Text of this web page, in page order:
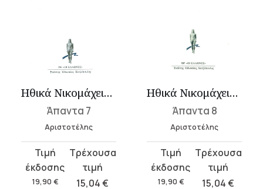
Ηθικά Νικομάχεια 1 (Α-Δ)
Άπαντα 7
Αριστοτέλης
19,90 €
Original
price
was:
15,04€
τρέχουσα
τιμή
Ηθικά Νικομάχεια 2 (Ε-Η)
Άπαντα 8
Αριστοτέλης
19,90 €
Original
price
was:
15,04€
τρέχουσα
τιμή